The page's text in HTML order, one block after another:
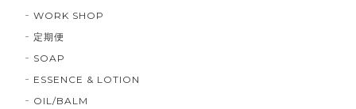
WORK SHOP
定期便
SOAP
ESSENCE & LOTION
OIL/BALM